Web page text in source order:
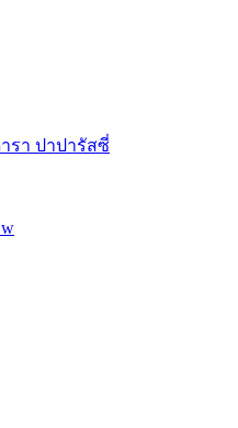
รา ปาปารัสซี่